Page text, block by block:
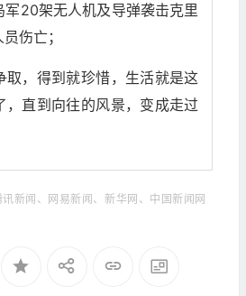
军20架无人机及导弹袭击克里
伤亡；
取，得到就珍惜，生活就是这
，直到向往的风景，变成走过
新闻、网易新闻、新华网、中国新闻网